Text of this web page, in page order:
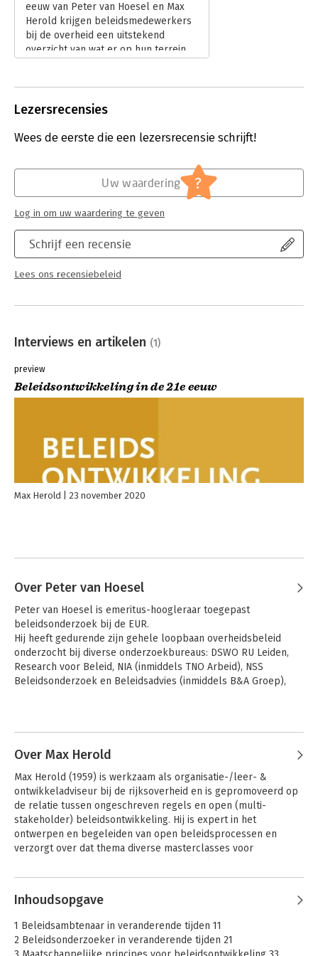
eeuw van Peter van Hoesel en Max
Herold krijgen beleidsmedewerkers
bij de overheid een uitstekend
overzicht van wat er op hun terrein
Lezersrecensies
Wees de eerste die een lezersrecensie schrijft!
Schrijf een recensie
Lees ons recensiebeleid
Uw waardering ?
Log in om uw waardering te geven
Interviews en artikelen (1)
preview
Beleidsontwikkeling in de 21e eeuw
Max Herold 23 november 2020
Over Peter van Hoesel
Peter van Hoesel is emeritus-hoogleraar toegepast
beleidsonderzoek bij de EUR.
Hij heeft gedurende zijn gehele loopbaan overheidsbeleid
onderzocht bij diverse onderzoekbureaus: DSWO RU Leiden,
Research voor Beleid, NIA (inmiddels TNO Arbeid), NSS
Beleidsonderzoek en Beleidsadvies (inmiddels B&A Groep),
Daarnaast was en is hij betrokken bij vele maatschappelijke
Burgerparticipatie
in het openbaar
bestuur
Beleidsonderzoek
in de praktijk
Over Max Herold
Max Herold (1959) is werkzaam als organisatie-/leer- &
ontwikkeladviseur bij de rijksoverheid en is gepromoveerd op
de relatie tussen ongeschreven regels en open (multi-
stakeholder) beleidsontwikkeling. Hij is expert in het
ontwerpen en begeleiden van open beleidsprocessen en
verzorgt over dat thema diverse masterclasses voor
op het eliciteren en coderen van ‘tacit’ vaardigheidskennis.
Andere boeken door Max Herold
Inhoudsopgave
1 Beleidsambtenaar in veranderende tijden 11
2 Beleidsonderzoeker in veranderende tijden 21